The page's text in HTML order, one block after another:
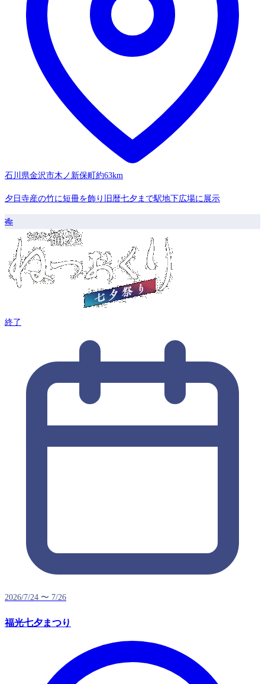
石川県金沢市木ノ新保町約63km
夕日寺産の竹に短冊を飾り旧暦七夕まで駅地下広場に展示
🎋
終了
2026/7/24 〜 7/26
福光七夕まつり